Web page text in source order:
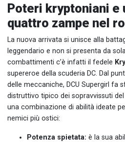
Poteri kryptoniani e
quattro zampe nel
La nuova arrivata si unisce alla
leggendario e non si presenta da
combattimenti c’è infatti il fedele
supereroe della scuderia DC. Dal
delle meccaniche, DCU Supergirl fa
distruttivo tipico dei sopravvissuti
una combinazione di abilità ideate
nemici più ostici:
Potenza spietata: è la sua